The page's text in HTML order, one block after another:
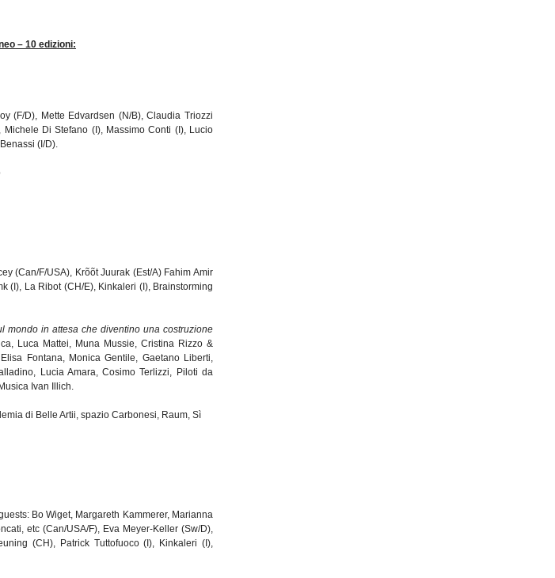
– 10 edizioni:
(F/D), Mette Edvardsen (N/B), Claudia Triozzi
Di Stefano (I), Massimo Conti (I), Lucio
(I/D).
(Can/F/USA), Krõõt Juurak (Est/A) Fahim Amir
(I), La Ribot (CH/E), Kinkaleri (I), Brainstorming
mondo in attesa che diventino una costruzione
Luca Mattei, Muna Mussie, Cristina Rizzo &
Fontana, Monica Gentile, Gaetano Liberti,
Lucia Amara, Cosimo Terlizzi, Piloti da
Ivan Illich.
di Belle Artii, spazio Carbonesi, Raum, Sì
Bo Wiget, Margareth Kammerer, Marianna
etc (Can/USA/F), Eva Meyer-Keller (Sw/D),
(CH), Patrick Tuttofuoco (I), Kinkaleri (I),